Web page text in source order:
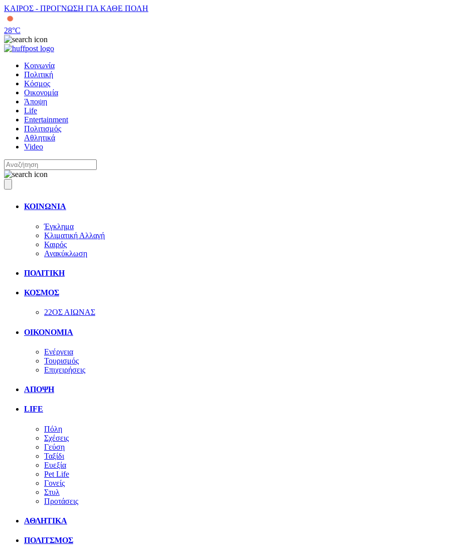
ΚΑΙΡΟΣ - ΠΡΟΓΝΩΣΗ ΓΙΑ ΚΑΘΕ ΠΟΛΗ
28°C
Κοινωνία
Πολιτική
Κόσμος
Οικονομία
Άποψη
Life
Entertainment
Πολιτισμός
Αθλητικά
Video
ΚΟΙΝΩΝΙΑ
Έγκλημα
Κλιματική Αλλαγή
Καιρός
Ανακύκλωση
ΠΟΛΙΤΙΚΗ
ΚΟΣΜΟΣ
22ΟΣ ΑΙΩΝΑΣ
ΟΙΚΟΝΟΜΙΑ
Ενέργεια
Τουρισμός
Επιχειρήσεις
ΑΠΟΨΗ
LIFE
Πόλη
Σχέσεις
Γεύση
Ταξίδι
Ευεξία
Pet Life
Γονείς
Στυλ
Προτάσεις
ΑΘΛΗΤΙΚΑ
ΠΟΛΙΤΣΜΟΣ